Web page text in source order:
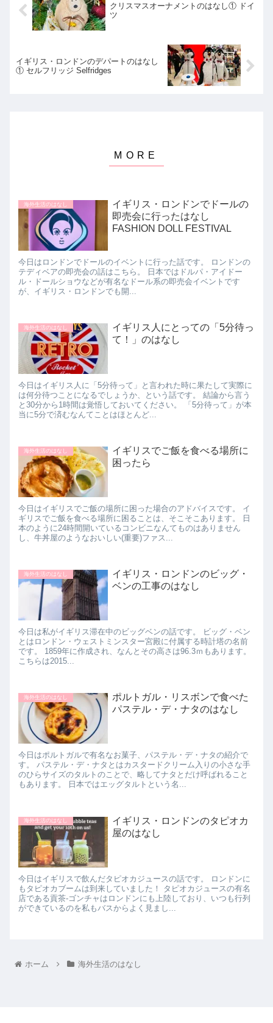
クリスマスオーナメントのはなし① ドイ
ツ
イギリス・ロンドンのデパートのはなし
① セルフリッジ Selfridges
海外生活のはなし
イギリス・ロンドンでドールの
即売会に行ったはなし
FASHION DOLL FESTIVAL
今日はロンドンでドールのイベントに行った話です。 ロンドンの
テディベアの即売会の話はこちら。 日本ではドルパ・アイドー
ル・ドールショウなどが有名なドール系の即売会イベントです
が、イギリス・ロンドンでも開...
海外生活のはなし
イギリス人にとっての「5分待っ
て！」のはなし
今日はイギリス人に「5分待って」と言われた時に果たして実際に
は何分待つことになるでしょうか、という話です。 結論から言う
と30分から1時間は覚悟しておいてください。 「5分待って」が本
当に5分で済むなんてことはほとんど...
海外生活のはなし
イギリスでご飯を食べる場所に
困ったら
今日はイギリスでご飯の場所に困った場合のアドバイスです。 イ
ギリスでご飯を食べる場所に困ることは、そこそこあります。 日
本のように24時間開いているコンビニなんてものはありません
し、牛丼屋のようなおいしい(重要)ファス...
海外生活のはなし
イギリス・ロンドンのビッグ・
ベンの工事のはなし
今日は私がイギリス滞在中のビッグベンの話です。 ビッグ・ベン
とはロンドン・ウェストミンスター宮殿に付属する時計塔の名前
です。 1859年に作成され、なんとその高さは96.3ｍもあります。
こちらは2015...
海外生活のはなし
ポルトガル・リスボンで食べた
パステル・デ・ナタのはなし
今日はポルトガルで有名なお菓子、パステル・デ・ナタの紹介で
す。 パステル・デ・ナタとはカスタードクリーム入りの小さな手
のひらサイズのタルトのことで、略してナタとだけ呼ばれること
もあります。 日本ではエッグタルトという名...
海外生活のはなし
イギリス・ロンドンのタピオカ
屋のはなし
今日はイギリスで飲んだタピオカジュースの話です。 ロンドンに
もタピオカブームは到来していました！ タピオカジュースの有名
店である貢茶-ゴンチャはロンドンにも上陸しており、いつも行列
ができているのを私もバスからよく見まし...
ホーム 海外生活のはなし